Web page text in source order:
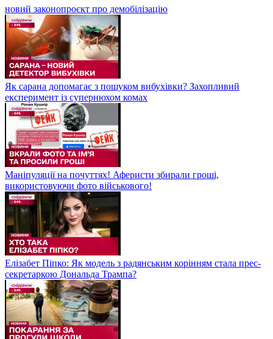
новий законопроєкт про демобілізацію
Як сарана допомагає з пошуком вибухівки? Захопливий
експеримент із супернюхом комах
Маніпуляції на почуттях! Аферисти збирали гроші,
використовуючи фото військового!
Елізабет Піпко: Як модель з радянським корінням стала прес-
секретаркою Дональда Трампа?